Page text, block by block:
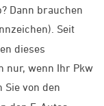
Dann brauchen
Seit
dieses
nur, wenn Ihr Pkw
von den